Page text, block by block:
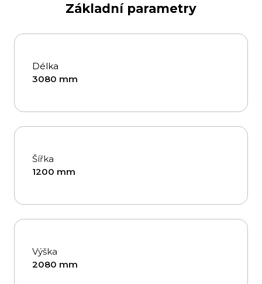
Základní parametry
Délka
3080 mm
Šířka
1200 mm
Výška
2080 mm